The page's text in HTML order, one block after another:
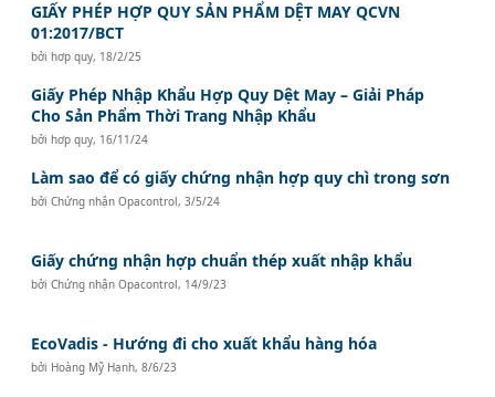
GIẤY PHÉP HỢP QUY SẢN PHẨM DỆT MAY QCVN
01:2017/BCT
bởihơp quy, 18/2/25
Giấy Phép Nhập Khẩu Hợp Quy Dệt May – Giải Pháp
Cho Sản Phẩm Thời Trang Nhập Khẩu
bởihơp quy, 16/11/24
Làm sao để có giấy chứng nhận hợp quy chì trong sơn
bởiChứng nhận Opacontrol,3/5/24
Giấy chứng nhận hợp chuẩn thép xuất nhập khẩu
bởiChứng nhận Opacontrol, 14/9/23
EcoVadis - Hướng đi cho xuất khẩu hàng hóa
bởi Hoàng Mỹ Hạnh,8/6/23